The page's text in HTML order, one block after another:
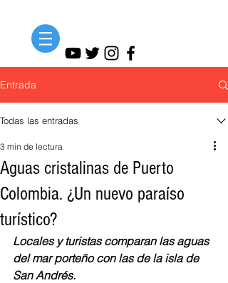
Entrada
Todas las entradas
Aguas cristalinas de Puerto
Colombia. ¿Un nuevo paraíso
turístico?
3 min de lectura
Locales y turistas comparan las aguas
del mar porteño con las de la isla de
San Andrés.